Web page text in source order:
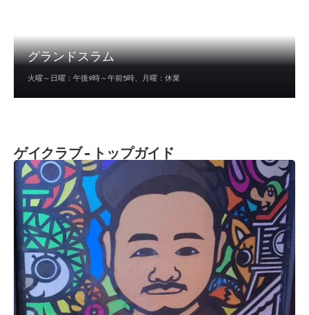
グランドスラム
火曜～日曜：午後9時～午前5時、月曜：休業
ゲイクラブ - トップガイド